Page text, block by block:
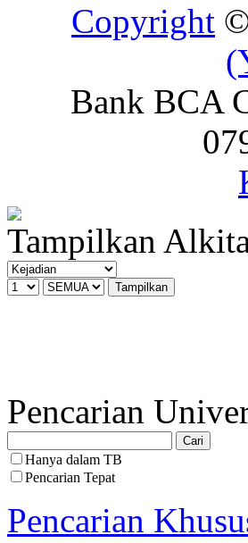
Copyright
Bank BCA
Tampilkan
Pencarian
Hanya dalam TB
Pencarian Tepat
Pencarian